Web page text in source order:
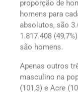
proporção de
homens para
absolutos, são
1.817.408
são homens.
Apenas outros
masculino na
(101,3) e Acre